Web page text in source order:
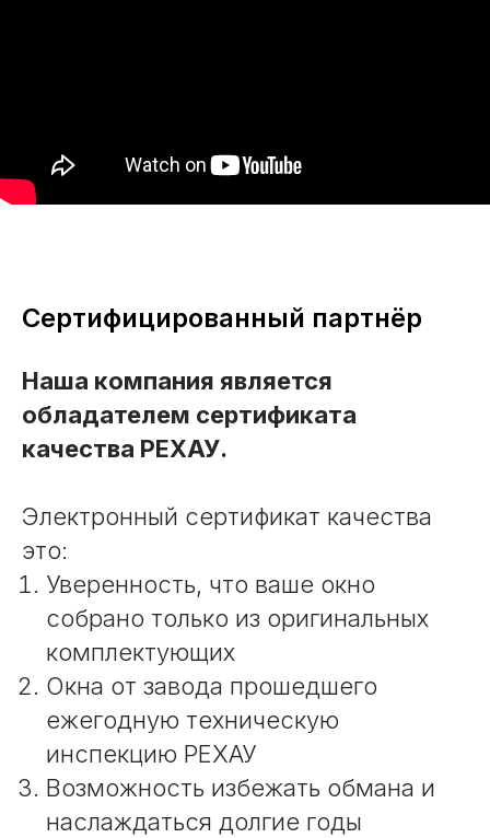
Сертифицированный партнёр
Наша компания является
обладателем сертификата
качества РЕХАУ.
Электронный сертификат качества
это:
Уверенность, что ваше окно
собрано только из оригинальных
комплектующих
Окна от завода прошедшего
ежегодную техническую
инспекцию РЕХАУ
Возможность избежать обмана и
наслаждаться долгие годы